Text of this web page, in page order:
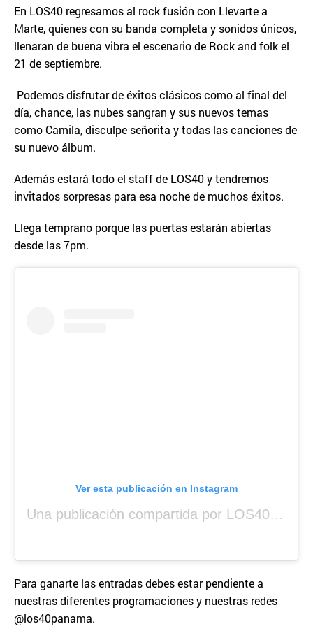
En LOS40 regresamos al rock fusión con Llevarte a
Marte, quienes con su banda completa y sonidos únicos,
llenaran de buena vibra el escenario de Rock and folk el
21 de septiembre.
Podemos disfrutar de éxitos clásicos como al final del
día, chance, las nubes sangran y sus nuevos temas
como Camila, disculpe señorita y todas las canciones de
su nuevo álbum.
Además estará todo el staff de LOS40 y tendremos
invitados sorpresas para esa noche de muchos éxitos.
Llega temprano porque las puertas estarán abiertas
desde las 7pm.
Ver esta publicación en Instagram
Una publicación compartida por LOS40 Panamá (@los40panama)
Para ganarte las entradas debes estar pendiente a
nuestras diferentes programaciones y nuestras redes
@los40panama.